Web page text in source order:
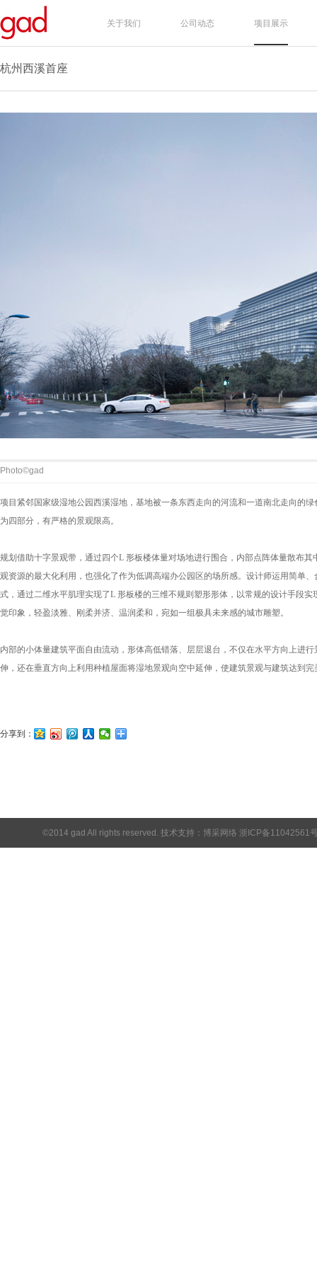
关于我们 公司动态 项目展示
杭州西溪首座
Photo©gad
项目紧邻国家级湿地公园西溪湿地，基地被一条东西走向的河流和一道南北走向的绿
为四部分，有严格的景观限高。
规划借助十字景观带，通过四个L 形板楼体量对场地进行围合，内部点阵体量散布其
观资源的最大化利用，也强化了作为低调高端办公园区的场所感。设计师运用简单、
式，通过二维水平肌理实现了L 形板楼的三维不规则塑形形体，以常规的设计手段实
觉印象，轻盈淡雅、刚柔并济、温润柔和，宛如一组极具未来感的城市雕塑。
内部的小体量建筑平面自由流动，形体高低错落、层层退台，不仅在水平方向上进
伸，还在垂直方向上利用种植屋面将湿地景观向空中延伸，使建筑景观与建筑达到完
分享到：
©2014 gad All rights reserved. 技术支持： 博采网络 浙ICP备11042561